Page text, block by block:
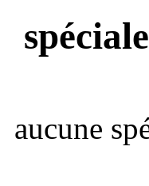
aucune